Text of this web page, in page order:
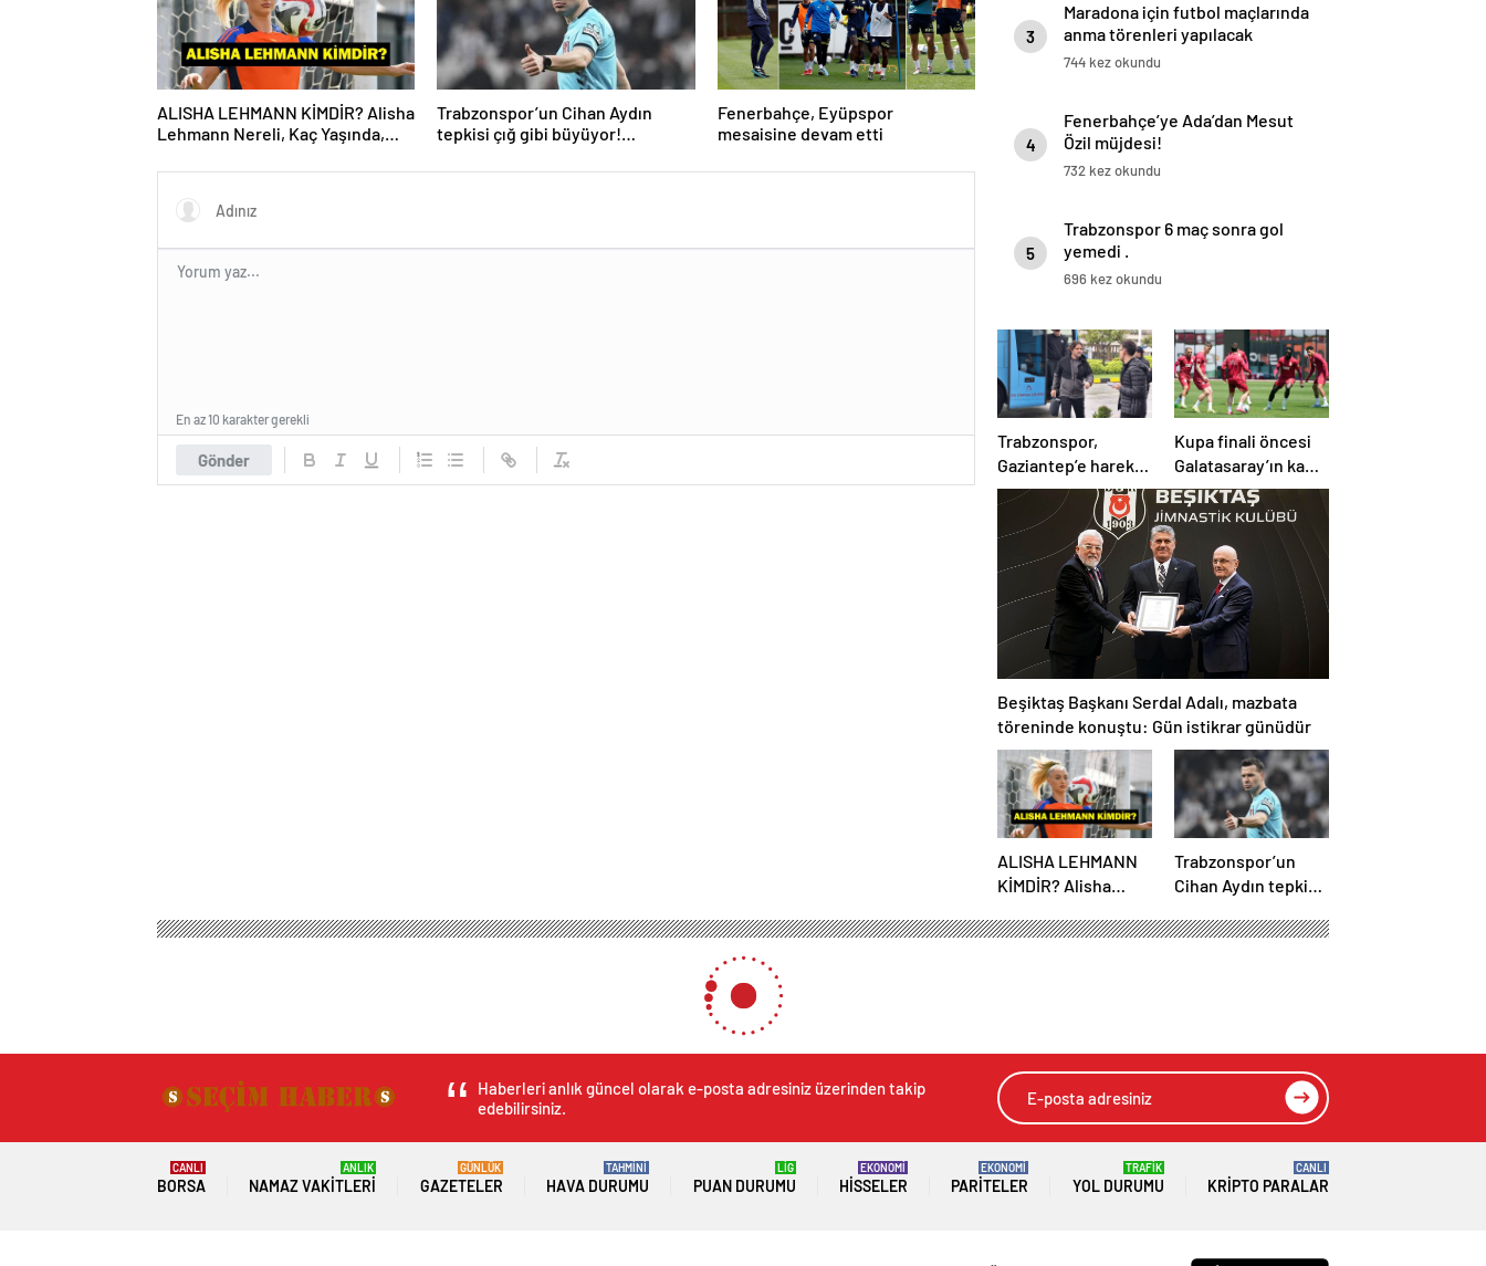
ALISHA LEHMANN KİMDİR? Alisha
Lehmann Nereli, Kaç Yaşında,
Trabzonspor’un Cihan Aydın
tepkisi çığ gibi büyüyor!
Fenerbahçe, Eyüpspor
mesaisine devam etti
Gönder
En az 10 karakter gerekli
3
Maradona için futbol maçlarında
anma törenleri yapılacak
744 kez okundu
4
Fenerbahçe’ye Ada’dan Mesut
Özil müjdesi!
732 kez okundu
5
Trabzonspor 6 maç sonra gol
yemedi .
696 kez okundu
Trabzonspor,
Gaziantep’e hareket
etti! Kamp kadrosu
açıklandı…
Kupa finali öncesi
Galatasaray’ın kamp
kadrosu belli oldu!
Beşiktaş Başkanı Serdal Adalı, mazbata
töreninde konuştu: Gün istikrar günüdür
ALISHA LEHMANN
KİMDİR? Alisha
Kaç Yaşında, Hangi
Trabzonspor’un
Cihan Aydın tepkisi
Yöneticilerden
Haberleri anlık güncel olarak e-posta adresiniz üzerinden takip
edebilirsiniz.
BORSA
CANLI
NAMAZ VAKITLERI
ANLIK
GAZETELER
GÜNLÜK
HAVA DURUMU
TAHMİNİ
PUAN DURUMU
LİG
HISSELER
EKONOMİ
PARITELER
EKONOMİ
YOL DURUMU
TRAFİK
KRIPTO PARALAR
CANLI